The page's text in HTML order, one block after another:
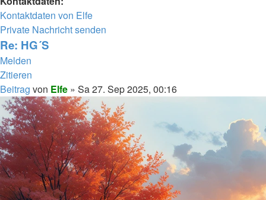
Kontaktdaten von Elfe
Private Nachricht senden
Re: HG´S
Melden
Zitieren
Beitrag von Elfe » Sa 27. Sep 2025, 00:16